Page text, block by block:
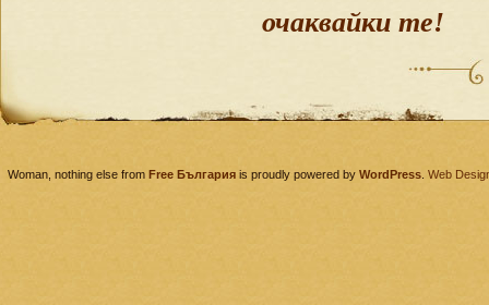
очаквайки те!
Woman, nothing else from Free България is proudly powered by WordPress Web